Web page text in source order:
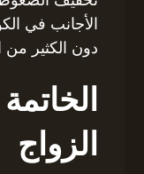
الأجانب في
دون الكثير من
الزواج